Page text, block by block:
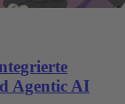
Agentic AI